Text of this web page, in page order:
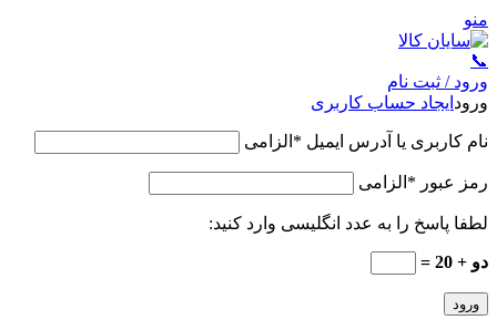
منو
📞
ورود / ثبت نام
ورود ایجاد حساب کاربری
نام کاربری یا آدرس ایمیل * الزامی
رمز عبور * الزامی
لطفا پاسخ را به عدد انگلیسی وارد کنید:
دو + 20 =
ورود